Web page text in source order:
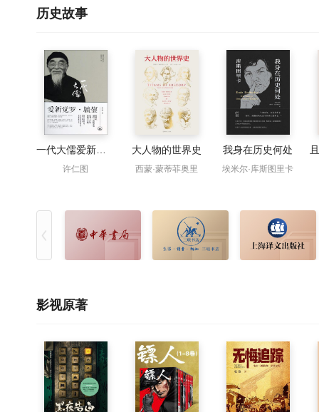
历史故事
许仁图
大人物的世界史
西蒙·蒙蒂菲奥里
我身在历史何处
埃米尔·库斯图里卡
影视原著